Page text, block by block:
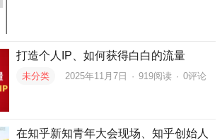
打造个人IP、如何获得白白的流量
未分类 2025年11月7日 · 919阅读 · 0评论
在知乎新知青年大会现场、知乎创始人